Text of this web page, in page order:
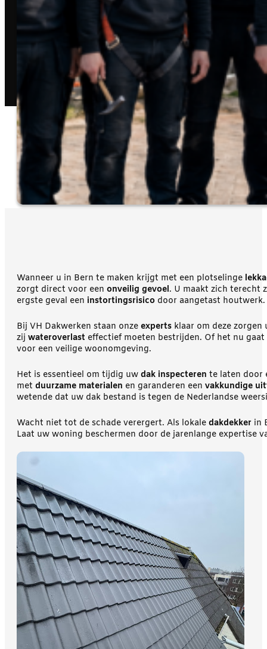
Wanneer u in Bern te maken krijgt met een plotselinge
zorgt direct voor een onveilig gevoel. U maakt zich terecht
ergste geval een instortingsrisico door aangetast houtwerk.
Bij VH Dakwerken staan onze experts klaar om deze
zij wateroverlast effectief moeten bestrijden. Of het nu
voor een veilige woonomgeving.
Het is essentieel om tijdig uw dak inspecteren te laten door
met duurzame materialen en garanderen een vakkundige
wetende dat uw dak bestand is tegen de Nederlandse
Wacht niet tot de schade verergert. Als lokale dakdekker in
Laat uw woning beschermen door de jarenlange expertise